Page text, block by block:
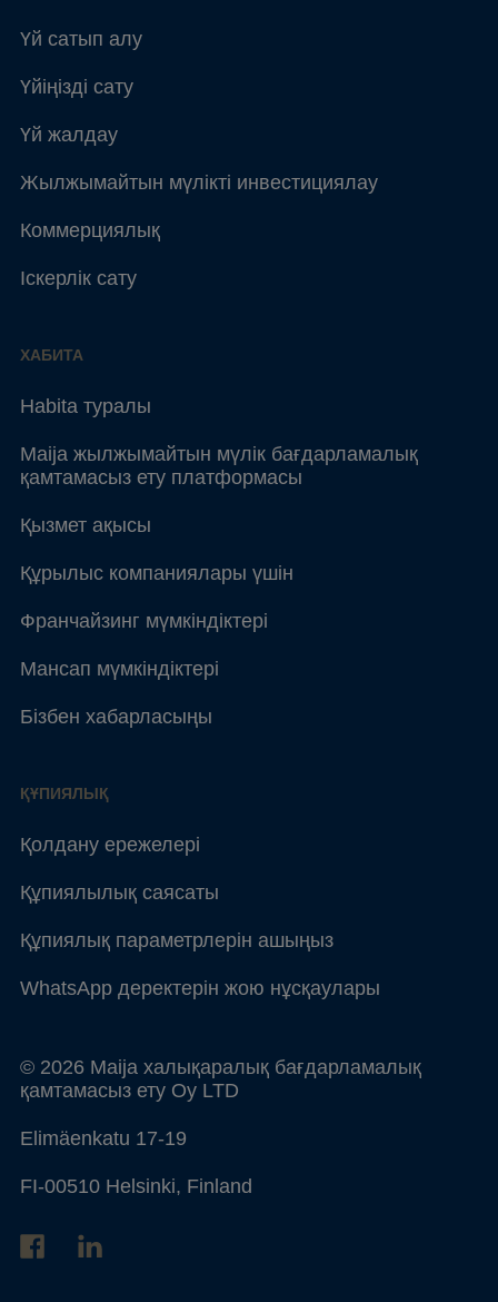
Үй сатып алу
Үйіңізді сату
Үй жалдау
Жылжымайтын мүлікті инвестициялау
Коммерциялық
Іскерлік сату
ХАБИТА
Habita туралы
Maija жылжымайтын мүлік бағдарламалық
қамтамасыз ету платформасы
Қызмет ақысы
Құрылыс компаниялары үшін
Франчайзинг мүмкіндіктері
Мансап мүмкіндіктері
Бізбен хабарласыңы
ҚҰПИЯЛЫҚ
Қолдану ережелері
Құпиялылық саясаты
Құпиялық параметрлерін ашыңыз
WhatsApp деректерін жою нұсқаулары
© 2026 Maija халықаралық бағдарламалық
қамтамасыз ету Oy LTD
Elimäenkatu 17-19
FI-00510 Helsinki, Finland